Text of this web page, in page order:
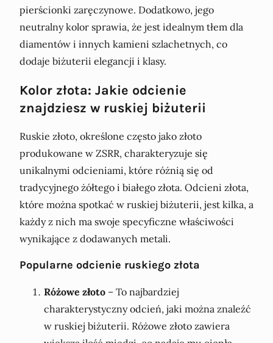
pierścionki zaręczynowe. Dodatkowo, jego
neutralny kolor sprawia, że jest idealnym tłem dla
diamentów i innych kamieni szlachetnych, co
dodaje biżuterii elegancji i klasy.
Kolor złota: Jakie odcienie
znajdziesz w ruskiej biżuterii
Ruskie złoto, określone często jako złoto
produkowane w ZSRR, charakteryzuje się
unikalnymi odcieniami, które różnią się od
tradycyjnego żółtego i białego złota. Odcieni złota,
które można spotkać w ruskiej biżuterii, jest kilka, a
każdy z nich ma swoje specyficzne właściwości
wynikające z dodawanych metali.
Popularne odcienie ruskiego złota
Różowe złoto – To najbardziej
charakterystyczny odcień, jaki można znaleźć
w ruskiej biżuterii. Różowe złoto zawiera